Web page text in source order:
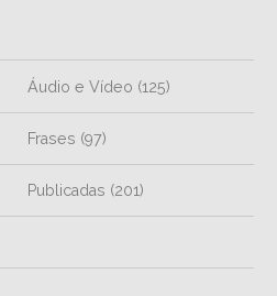
Áudio e Vídeo (125)
Frases (97)
Publicadas (201)